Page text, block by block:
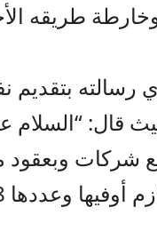
طريقه
رسالته
قال: “السلام
شركات وبعقود